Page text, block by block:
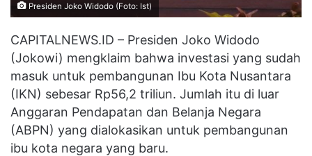
Presiden Joko Widodo (Foto: Ist)
CAPITALNEWS.ID – Presiden Joko Widodo
(Jokowi) mengklaim bahwa investasi yang sudah
masuk untuk pembangunan Ibu Kota Nusantara
(IKN) sebesar Rp56,2 triliun. Jumlah itu di luar
Anggaran Pendapatan dan Belanja Negara
(ABPN) yang dialokasikan untuk pembangunan
ibu kota negara yang baru.